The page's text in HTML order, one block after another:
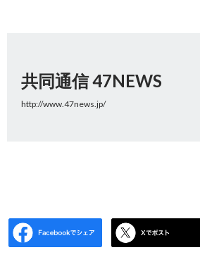
共同通信 47NEWS
http://www.47news.jp/